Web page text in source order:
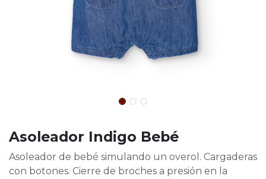
Asoleador Indigo Bebé
Asoleador de bebé simulando un overol. Cargaderas
con botones. Cierre de broches a presión en la